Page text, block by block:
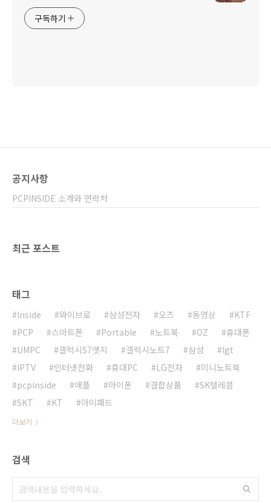
구독하기
공지사항
PCPINSIDE 소개와 연락처
최근 포스트
태그
Inside 와이브로 삼성전자 오즈 동영상
KTF
PCP
스마트폰 Portable 노트북 OZ
휴대폰
UMPC
갤럭시S7엣지 갤럭시노트7 삼성
lgt
IPTV
인터넷전화 휴대PC LG전자
미니노트북
pcpinside
애플 아이폰 결합상품
SK텔레콤
SKT
KT 아이패드
더보기
검색